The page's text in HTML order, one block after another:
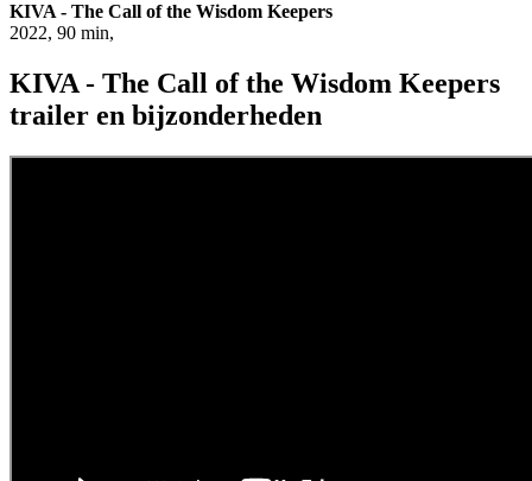
KIVA - The Call of the Wisdom Keepers
2022, 90 min,
KIVA - The Call of the Wisdom Keepers
trailer en bijzonderheden